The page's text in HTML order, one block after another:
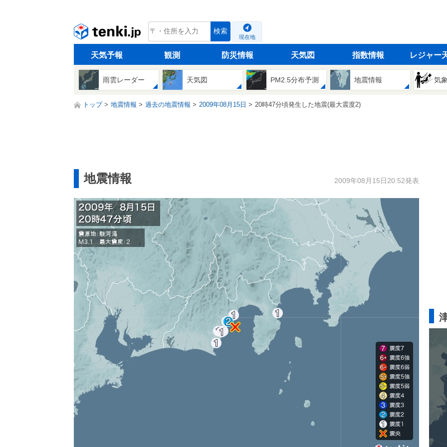
tenki.jp 検索
現在地
天気予報 観測 防災情報 天気図 指数情報 レジャー
雨雲レーダー 天気図 PM2.5分布予測 地震情報 気
トップ 地震情報 過去の地震情報 2009年08月15日 20時47分頃発生した地震(最大震度2)
地震情報 2009年08月15日20:52発表